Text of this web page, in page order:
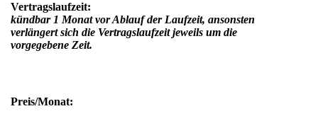
Vertragslaufzeit:
kündbar 1 Monat vor Ablauf der Laufzeit, ansonsten
verlängert sich die Vertragslaufzeit jeweils um die
vorgegebene Zeit.
Preis/Monat: